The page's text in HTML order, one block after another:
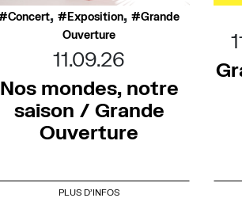
Concert, Exposition,
Grande
Ouverture
11.09.26
Nos mondes, notre
saison / Grande
Ouverture
PLUS D'INFOS